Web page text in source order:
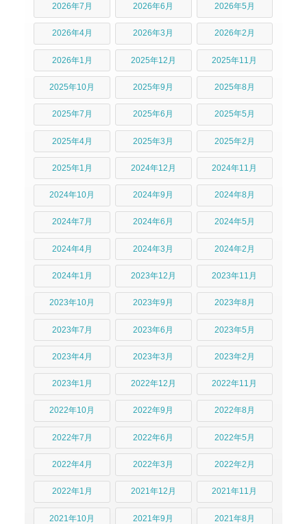
2026年7月 2026年6月 2026年5月
2026年4月 2026年3月 2026年2月
2026年1月 2025年12月 2025年11月
2025年10月 2025年9月 2025年8月
2025年7月 2025年6月 2025年5月
2025年4月 2025年3月 2025年2月
2025年1月 2024年12月 2024年11月
2024年10月 2024年9月 2024年8月
2024年7月 2024年6月 2024年5月
2024年4月 2024年3月 2024年2月
2024年1月 2023年12月 2023年11月
2023年10月 2023年9月 2023年8月
2023年7月 2023年6月 2023年5月
2023年4月 2023年3月 2023年2月
2023年1月 2022年12月 2022年11月
2022年10月 2022年9月 2022年8月
2022年7月 2022年6月 2022年5月
2022年4月 2022年3月 2022年2月
2022年1月 2021年12月 2021年11月
2021年10月 2021年9月 2021年8月